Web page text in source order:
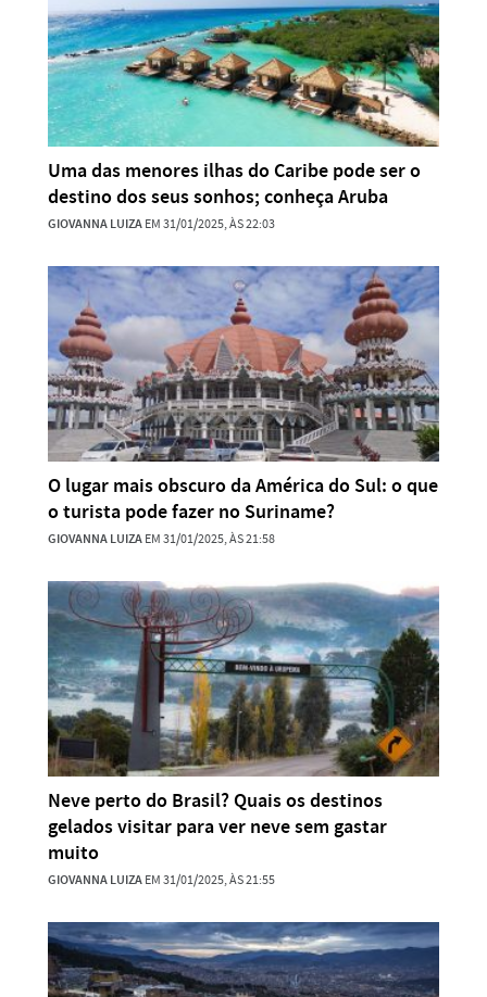
Uma das menores ilhas do Caribe pode ser o
destino dos seus sonhos; conheça Aruba
GIOVANNA LUIZAEM 31/01/2025, ÀS 22:03
O lugar mais obscuro da América do Sul: o que
o turista pode fazer no Suriname?
GIOVANNA LUIZAEM 31/01/2025, ÀS 21:58
Neve perto do Brasil? Quais os destinos
gelados visitar para ver neve sem gastar
muito
GIOVANNA LUIZAEM 31/01/2025, ÀS 21:55